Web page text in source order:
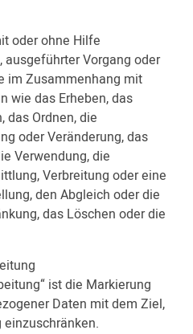
oder ohne Hilfe
Vorgang oder
im Zusammenhang mit
wie das Erheben, das
das Ordnen, die
oder Veränderung, das
Verwendung, die
Verbreitung oder eine
den Abgleich oder die
das Löschen oder die
ist die Markierung
Daten mit dem Ziel,